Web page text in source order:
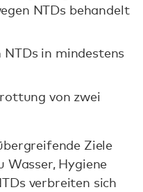
NTDs behandelt
in mindestens
von zwei
Ziele
Wasser, Hygiene
verbreiten sich